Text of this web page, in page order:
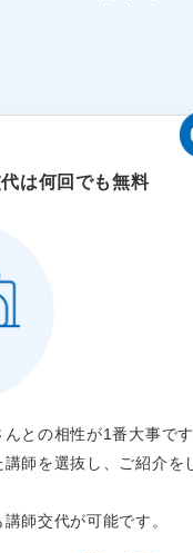
は何回でも無料
との相性が1番大事です
師を選抜し、ご紹介を
師交代が可能です。